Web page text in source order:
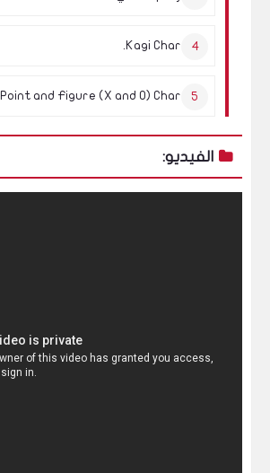
Kagi Chart.
Point and Figure (X and O) Chart.
الفيديو: